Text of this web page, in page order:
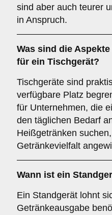
sind aber auch teurer
in Anspruch.
Was sind die
für ein Tischgerät?
Tischgeräte sind
verfügbare Platz
für Unternehmen, die
den täglichen Bedarf
Heißgetränken
Getränkevielfalt
Wann ist ein
Ein Standgerät lohnt
Getränkeausgabe